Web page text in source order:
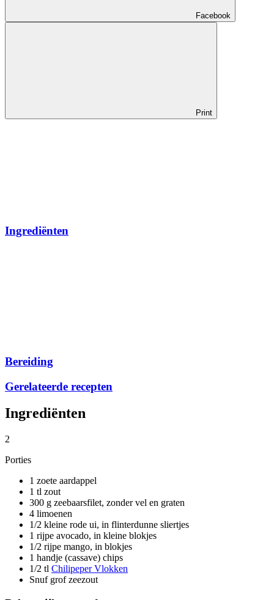
Facebook
Print
Ingrediënten
Bereiding
Gerelateerde recepten
Ingrediënten
2
Porties
1 zoete aardappel
1 tl zout
300 g zeebaarsfilet, zonder vel en graten
4 limoenen
1/2 kleine rode ui, in flinterdunne sliertjes
1 rijpe avocado, in kleine blokjes
1/2 rijpe mango, in blokjes
1 handje (cassave) chips
1/2 tl Chilipeper Vlokken
Snuf grof zeezout